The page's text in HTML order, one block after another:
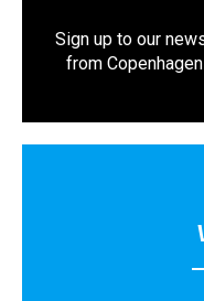
Sign up to our
from